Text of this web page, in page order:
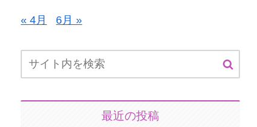
« 4月 6月 »
最近の投稿